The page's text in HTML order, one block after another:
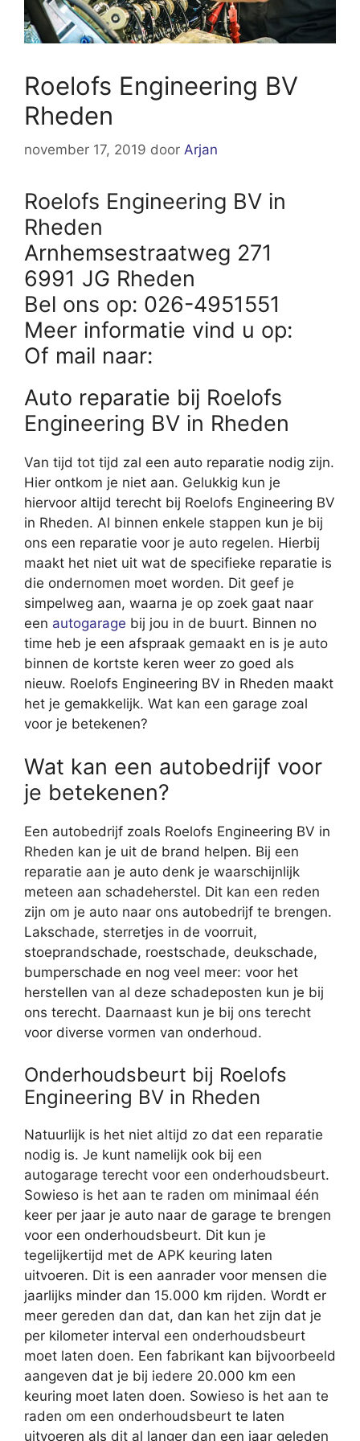
Roelofs Engineering BV
Rheden
november 17, 2019 door Arjan
Roelofs Engineering BV in
Rheden
Arnhemsestraatweg 271
6991 JG Rheden
Bel ons op: 026-4951551
Meer informatie vind u op:
Of mail naar:
Auto reparatie bij Roelofs
Engineering BV in Rheden
Van tijd tot tijd zal een auto reparatie nodig zijn.
Hier ontkom je niet aan. Gelukkig kun je
hiervoor altijd terecht bij Roelofs Engineering BV
in Rheden. Al binnen enkele stappen kun je bij
ons een reparatie voor je auto regelen. Hierbij
maakt het niet uit wat de specifieke reparatie is
die ondernomen moet worden. Dit geef je
simpelweg aan, waarna je op zoek gaat naar
een autogarage bij jou in de buurt. Binnen no
time heb je een afspraak gemaakt en is je auto
binnen de kortste keren weer zo goed als
nieuw. Roelofs Engineering BV in Rheden maakt
het je gemakkelijk. Wat kan een garage zoal
voor je betekenen?
Wat kan een autobedrijf voor
je betekenen?
Een autobedrijf zoals Roelofs Engineering BV in
Rheden kan je uit de brand helpen. Bij een
reparatie aan je auto denk je waarschijnlijk
meteen aan schadeherstel. Dit kan een reden
zijn om je auto naar ons autobedrijf te brengen.
Lakschade, sterretjes in de voorruit,
stoeprandschade, roestschade, deukschade,
bumperschade en nog veel meer: voor het
herstellen van al deze schadeposten kun je bij
ons terecht. Daarnaast kun je bij ons terecht
voor diverse vormen van onderhoud.
Onderhoudsbeurt bij Roelofs
Engineering BV in Rheden
Natuurlijk is het niet altijd zo dat een reparatie
nodig is. Je kunt namelijk ook bij een
autogarage terecht voor een onderhoudsbeurt.
Sowieso is het aan te raden om minimaal één
keer per jaar je auto naar de garage te brengen
voor een onderhoudsbeurt. Dit kun je
tegelijkertijd met de APK keuring laten
uitvoeren. Dit is een aanrader voor mensen die
jaarlijks minder dan 15.000 km rijden. Wordt er
meer gereden dan dat, dan kan het zijn dat je
per kilometer interval een onderhoudsbeurt
moet laten doen. Een fabrikant kan bijvoorbeeld
aangeven dat je bij iedere 20.000 km een
keuring moet laten doen. Sowieso is het aan te
raden om een onderhoudsbeurt te laten
uitvoeren als dit al langer dan een jaar geleden